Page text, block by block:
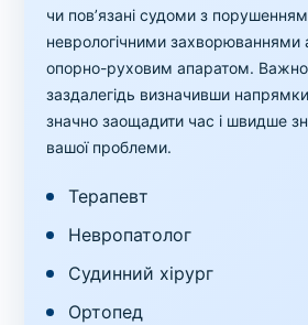
чи пов’язані судоми з
неврологічними
опорно-руховим апаратом. Важно
заздалегідь визначивши
значно заощадити час і швидше
вашої проблеми.
Терапевт
Невропатолог
Судинний хірург
Ортопед